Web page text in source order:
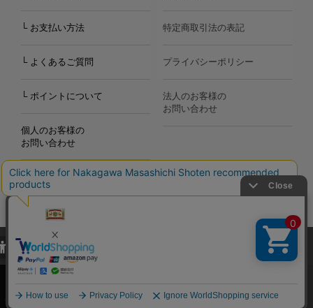
└ お支払い方法
└ よくあるご質問
└ ポイントについて
個人のお客様の
お問い合わせ
特定商取引法の表記
プライバシーポリシー
法人のお客様の
お問い合わせ
Copyright©2000-2026
Nakagawa Masashichi Shoten All Rights Reserved.
当サイトでは、当サイト内における閲覧履歴・属性情報などの取得およ
び利便性向上のためにクッキー（Cookie）を使用いたします。詳細に
関しては「プライバシーポリシー
承諾する